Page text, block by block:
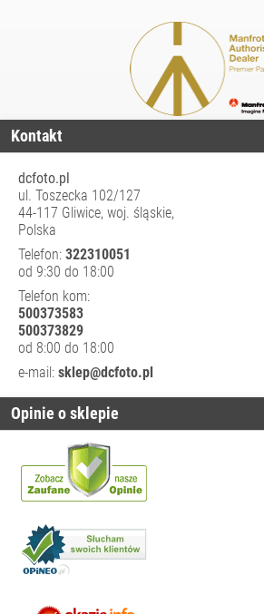
STABILIZATORY,
STATYWY
NARAMIENNE, RIGI
STATYWY I
AKCESORIA
ZASILANIE
Kontakt
dcfoto.pl
ul. Toszecka 102/127
44-117 Gliwice, woj. śląskie,
Polska
Telefon: 322310051
od 9:30 do 18:00
Telefon kom:
500373583
500373829
od 8:00 do 18:00
e-mail: sklep@dcfoto.pl
Opinie o sklepie